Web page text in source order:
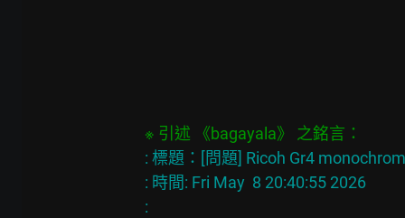
※ 引述 《bagayala》 之銘言：
: 標題：[問題] Ricoh Gr4
: 時間: Fri May  8 20:40:55 2026
: